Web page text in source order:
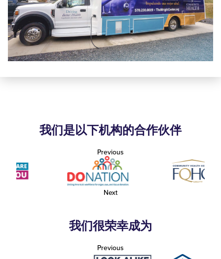
我们是以下机构的合作伙伴
Previous
Next
我们很荣幸成为
Previous